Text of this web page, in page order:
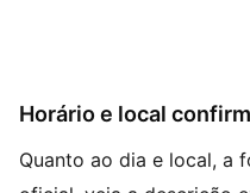
Horário e local
Quanto ao dia e local, a